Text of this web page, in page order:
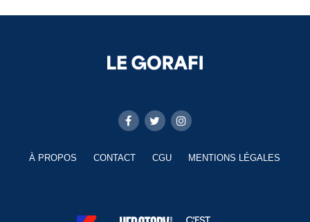
À PROPOS CONTACT CGU MENTIONS LÉGALES